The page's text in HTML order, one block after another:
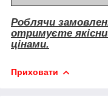
Роблячи
отримуєте
цінами.
Приховати